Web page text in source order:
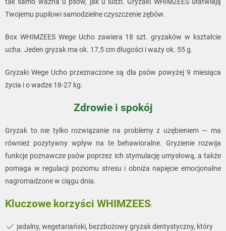
Twojemu pupilowi samodzielne czyszczenie zębów.
Box WHIMZEES Wege Ucho zawiera 18 szt. gryzaków w kształcie
ucha. Jeden gryzak ma ok. 17,5 cm długości i waży ok. 55 g.
Gryzaki Wege Ucho przeznaczone są dla psów powyżej 9 miesiąca
życia i o wadze 18-27 kg.
Zdrowie i spokój
Gryzak to nie tylko rozwiązanie na problemy z uzębieniem — ma
również pozytywny wpływ na te behawioralne. Gryzienie rozwija
funkcje poznawcze psów poprzez ich stymulację umysłową, a także
pomaga w regulacji poziomu stresu i obniża napięcie emocjonalne
nagromadzone w ciągu dnia.
Kluczowe korzyści WHIMZEES:
jadalny, wegetariański, bezzbożowy gryzak dentystyczny, który